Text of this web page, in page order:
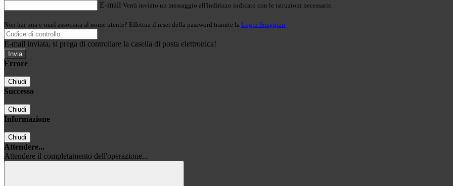
E-mail Verrà inviato un messaggio all'indirizzo indicato con le istruzioni necessarie.
Non hai una e-mail associata al nome utente? Effettua il reset della password tramite la Login Spaggiari
E-mail inviata, si prega di controllare la casella di posta elettronica!
Errore
Chiudi
Successo
Chiudi
Informazione
Chiudi
Attendere...
Attendere il completamento dell'operazione...